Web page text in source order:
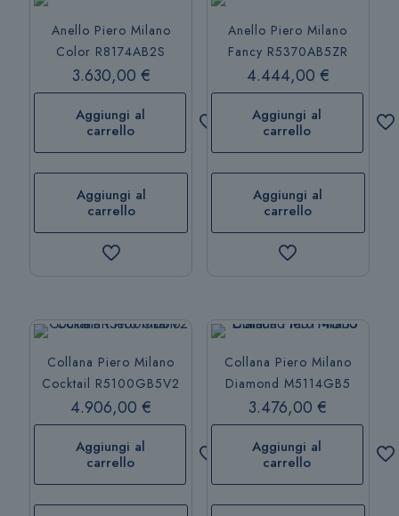
Anello Piero Milano
Color R8174AB2S
3.630,00 €
Aggiungi al
carrello
Aggiungi al
carrello
Anello Piero Milano
Fancy R5370AB5ZR
4.444,00 €
Aggiungi al
carrello
Aggiungi al
carrello
Collana Piero Milano
Cocktail R5100GB5V2
4.906,00€
Aggiungi al
carrello
Collana Piero Milano
Diamond M5114GB5
3.476,00€
Aggiungi al
carrello